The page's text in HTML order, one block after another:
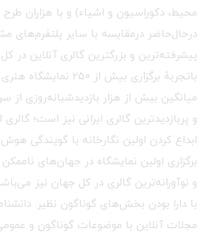
محیط، دکوراسیون و اشیاء) و با هزاران
درحال‌حاضر درمقایسه با سایر پلتفرم‌های
پیشرفته‌ترین و بزرگترین گالری آنلاین در
باتجربهٔ برگزاری بیش از ۲۵۰
میانگین بیش از هزار بازدیدشبانه‌روزی از
و پربازدیدترین گالری ایرانی نیز است؛
ابداع کردن اولین نگارخانه با گویندگی
برگزاری اولین نمایشگاه در جهان‌های
و نوآورانه‌ترین گالری در کل جهان نیز
با دارا بودن بخش‌های گوناگون نظیر:
مجلات آنلاین با موضوعات گوناگون و